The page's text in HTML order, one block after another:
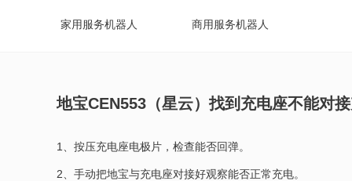
家用服务机器人 商用服务机器人
地宝CEN553（星云）找到充电座不能对
1、按压充电座电极片，检查能否回弹。
2、手动把地宝与充电座对接好观察能否正常充电。